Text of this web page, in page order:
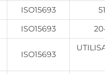
ISO15693
ISO15693
ISO15693